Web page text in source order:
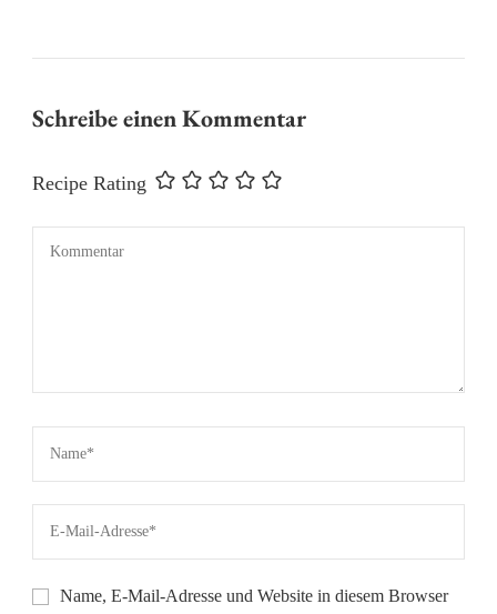
Schreibe einen Kommentar
Recipe Rating
Name, E-Mail-Adresse und Website in diesem Browser